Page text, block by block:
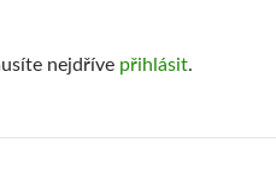
nejdříve přihlásit.